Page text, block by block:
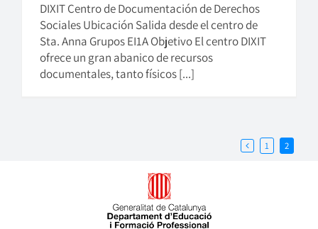
DIXIT Centro de Documentación de Derechos
Sociales Ubicación Salida desde el centro de
Sta. Anna Grupos EI1A Objetivo El centro DIXIT
ofrece un gran abanico de recursos
documentales, tanto físicos [...]
1 2